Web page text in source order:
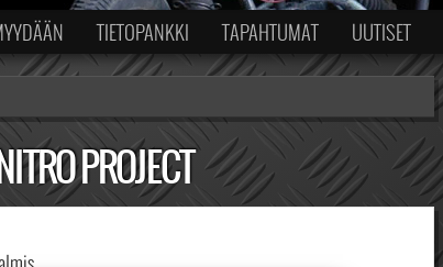
TIETOPANKKI TAPAHTUMAT UUTISET
PROJECT